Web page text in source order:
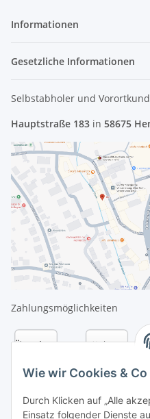
Wie wir Cookies &
Durch Klicken auf „Alle
Einsatz folgender Dienste
Informationen
Gesetzliche Informationen
Selbstabholer und
Hauptstraße 183 in 58675
Zahlungsmöglichkeiten